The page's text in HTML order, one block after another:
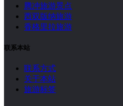
腾冲旅游景点
西双版纳旅游
香格里拉旅游
联系本站
联系方式
关于本站
旅游标签